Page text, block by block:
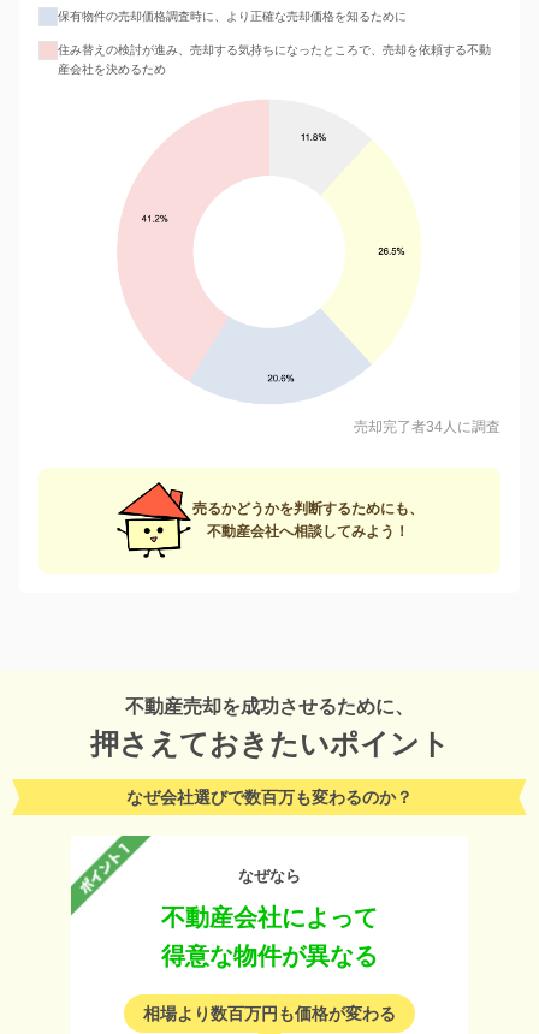
保有物件の売却価格調査時に、より正確な売却価格を知るために
住み替えの検討が進み、売却する気持ちになったところで、売却を依頼する不動
産会社を決めるため
売却完了者34人に調査
売るかどうかを判断するためにも、
不動産会社へ相談してみよう！
不動産売却を成功させるために、
押さえておきたいポイント
なぜ会社選びで数百万も変わるのか？
なぜなら
不動産会社によって
得意な物件が異なる
相場より数百万円も価格が変わる